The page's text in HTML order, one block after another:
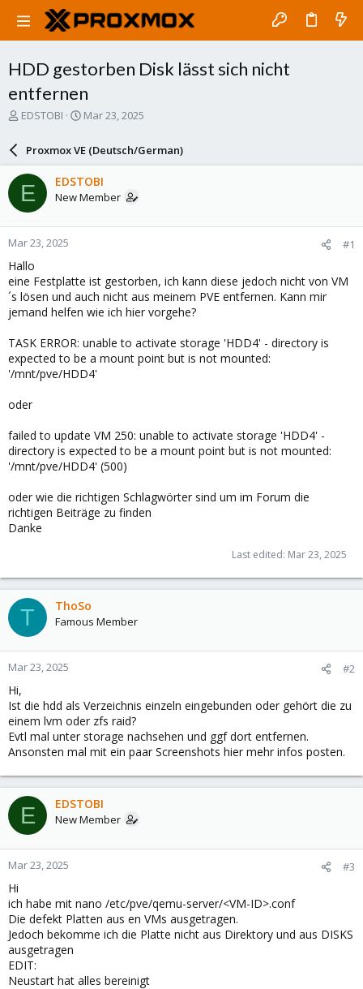
HDD gestorben Disk lässt sich nicht
entfernen
T
a
d
s
t
a
r
t
e
r
EDSTOBI
S
a
r
d
a
e
Mar 23, 2025
Proxmox VE (Deutsch/German)
E EDSTOBI
New Member
Mar 23, 2025 #1
Hallo
eine Festplatte ist gestorben, ich kann diese jedoch nicht von VM
´s lösen und auch nicht aus meinem PVE entfernen. Kann mir
jemand helfen wie ich hier vorgehe?
TASK ERROR: unable to activate storage 'HDD4' - directory is
expected to be a mount point but is not mounted:
'/mnt/pve/HDD4'
oder
failed to update VM 250: unable to activate storage 'HDD4' -
directory is expected to be a mount point but is not mounted:
'/mnt/pve/HDD4' (500)
oder wie die richtigen Schlagwörter sind um im Forum die
richtigen Beiträge zu finden
Danke
Last edited: Mar 23, 2025
T ThoSo
Famous Member
Mar 23, 2025 #2
Hi,
Ist die hdd als Verzeichnis einzeln eingebunden oder gehört die zu
einem lvm oder zfs raid?
Evtl mal unter storage nachsehen und ggf dort entfernen.
Ansonsten mal mit ein paar Screenshots hier mehr infos posten.
E EDSTOBI
New Member
Mar 23, 2025 #3
Hi
ich habe mit nano /etc/pve/qemu-server/<VM-ID>.conf
Die defekt Platten aus en VMs ausgetragen.
Jedoch bekomme ich die Platte nicht aus Direktory und aus DISKS
ausgetragen
EDIT:
Neustart hat alles bereinigt